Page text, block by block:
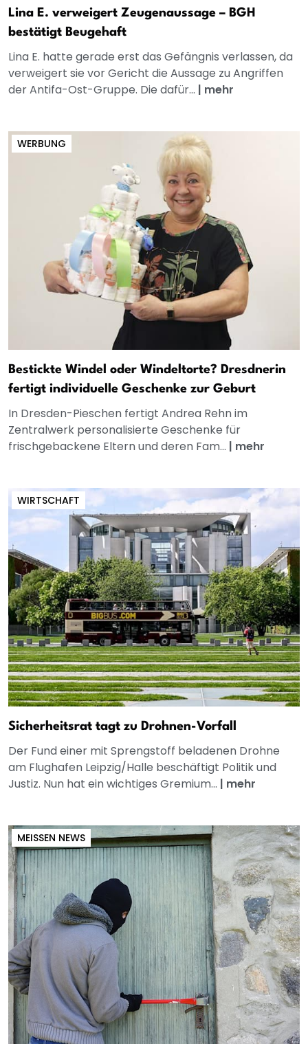
Lina E. verweigert Zeugenaussage – BGH
bestätigt Beugehaft
Lina E. hatte gerade erst das Gefängnis verlassen, da
verweigert sie vor Gericht die Aussage zu Angriffen
der Antifa-Ost-Gruppe. Die dafür... | mehr
WERBUNG
Bestickte Windel oder Windeltorte? Dresdnerin
fertigt individuelle Geschenke zur Geburt
In Dresden-Pieschen fertigt Andrea Rehn im
Zentralwerk personalisierte Geschenke für
frischgebackene Eltern und deren Fam... | mehr
WIRTSCHAFT
Sicherheitsrat tagt zu Drohnen-Vorfall
Der Fund einer mit Sprengstoff beladenen Drohne
am Flughafen Leipzig/Halle beschäftigt Politik und
Justiz. Nun hat ein wichtiges Gremium... | mehr
MEISSEN NEWS